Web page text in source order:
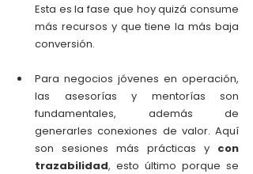
Esta es la fase que hoy quizá consume
más recursos y que tiene la más baja
conversión.
Para negocios jóvenes en operación,
las asesorías y mentorías son
fundamentales, además de
generarles conexiones de valor. Aquí
son sesiones más prácticas y con
trazabilidad, esto último porque se